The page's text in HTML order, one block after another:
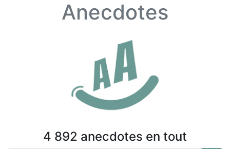
Anecdotes
4 892 anecdotes en tout